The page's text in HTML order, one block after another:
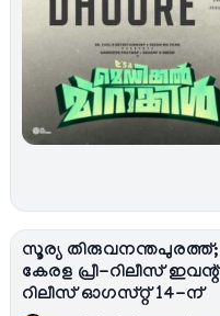
സൂര്യ
കേരള പ്രീ-റിലീസ്
റിലീസ് ഓഗസ്റ്റ് 14-ന്